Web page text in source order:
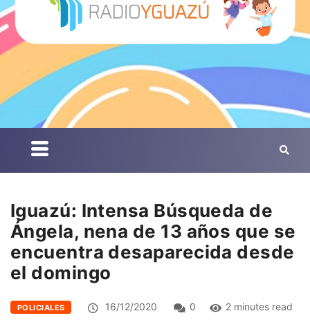
Iguazú: Intensa Búsqueda de
Ángela, nena de 13 años que se
encuentra desaparecida desde
el domingo
POLICIALES 16/12/2020 0 2 minutes read